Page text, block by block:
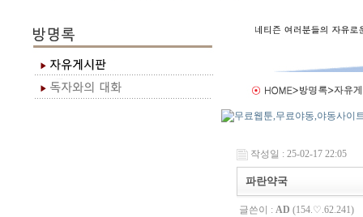
작성일 : 25-02-17 22:05
파란약국
글쓴이 : AD (154.♡.62.241)